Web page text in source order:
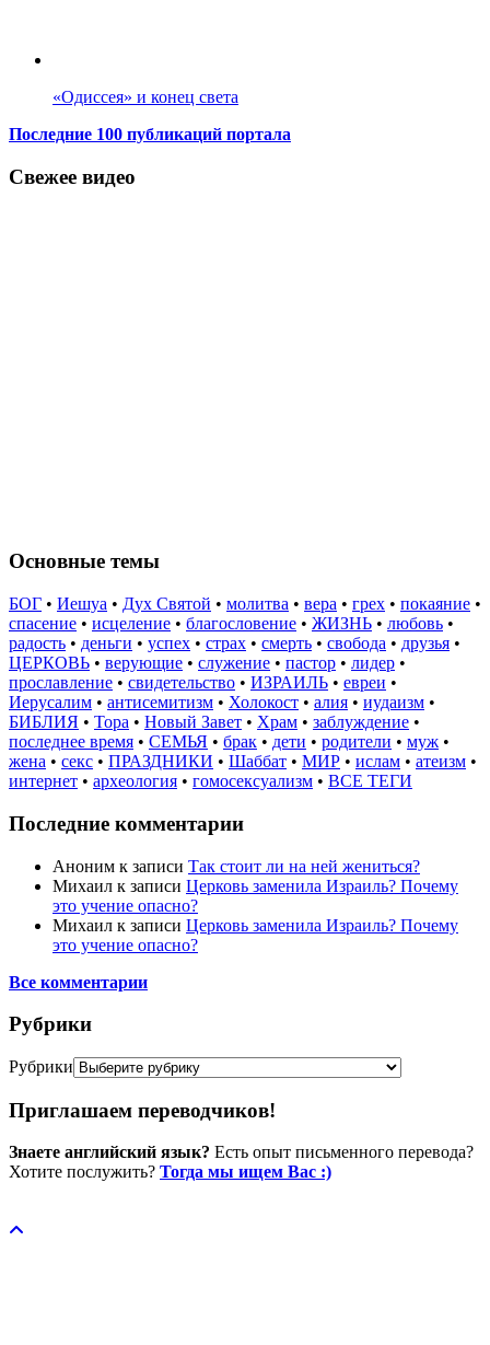
«Одиссея» и конец света
Последние 100 публикаций портала
Свежее видео
Основные темы
БОГ • Иешуа • Дух Святой • молитва • вера • грех • покаяние •
спасение • исцеление • благословение • ЖИЗНЬ • любовь •
радость • деньги • успех • страх • смерть • свобода • друзья •
ЦЕРКОВЬ • верующие • служение • пастор • лидер •
прославление • свидетельство • ИЗРАИЛЬ • евреи •
Иерусалим • антисемитизм • Холокост • алия • иудаизм •
БИБЛИЯ • Тора • Новый Завет • Храм • заблуждение •
последнее время • СЕМЬЯ • брак • дети • родители • муж •
жена • секс • ПРАЗДНИКИ • Шаббат • МИР • ислам • атеизм •
интернет • археология • гомосексуализм • ВСЕ ТЕГИ
Последние комментарии
Аноним к записи Так стоит ли на ней жениться?
Михаил к записи Церковь заменила Израиль? Почему
это учение опасно?
Михаил к записи Церковь заменила Израиль? Почему
это учение опасно?
Все комментарии
Рубрики
Рубрики
Приглашаем переводчиков!
Знаете английский язык? Есть опыт письменного перевода?
Хотите послужить? Тогда мы ищем Вас :)